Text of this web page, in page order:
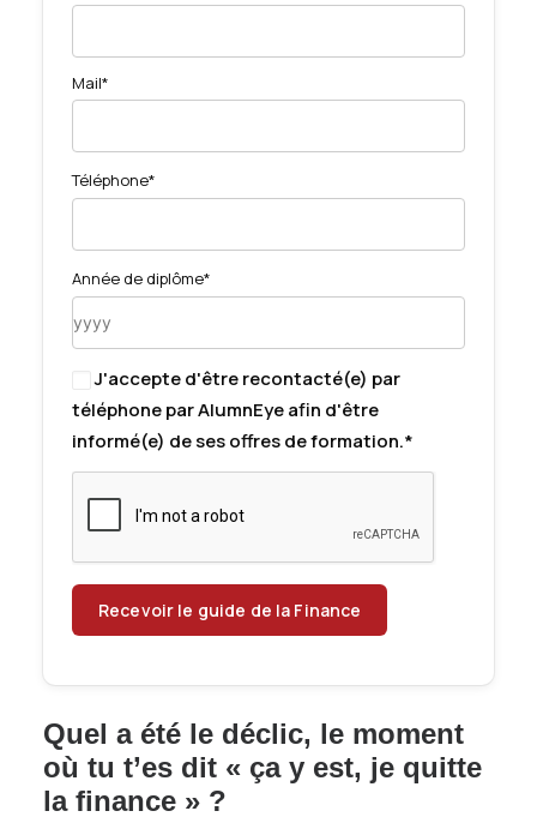
Mail*
Téléphone*
Année de diplôme*
J'accepte d'être recontacté(e) par
téléphone par AlumnEye afin d'être
informé(e) de ses offres de formation.*
Quel a été le déclic, le moment
où tu t’es dit « ça y est, je quitte
la finance » ?